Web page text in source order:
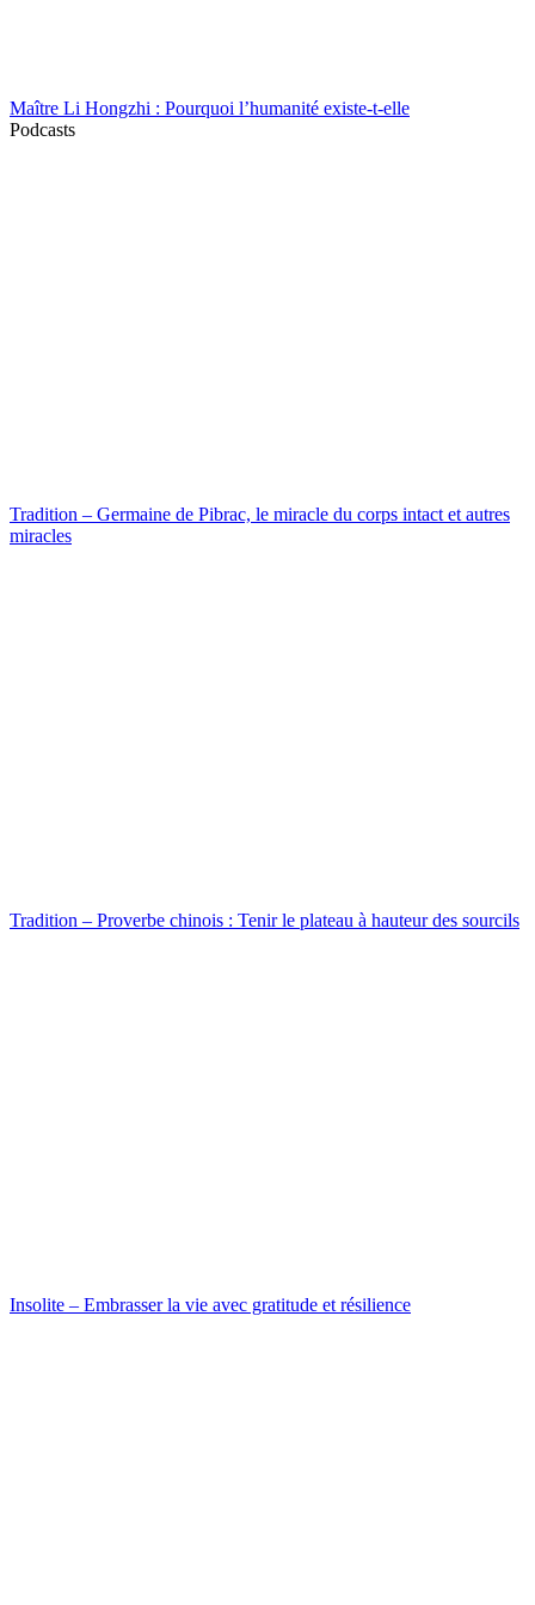
Maître Li Hongzhi : Pourquoi l’humanité existe-t-elle
Podcasts
Tradition – Germaine de Pibrac, le miracle du corps intact et autres
miracles
Tradition – Proverbe chinois : Tenir le plateau à hauteur des sourcils
Insolite – Embrasser la vie avec gratitude et résilience